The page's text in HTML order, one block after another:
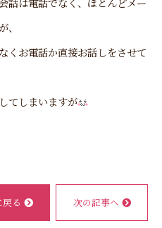
くお電話か直接お話しをさせて
てしまいますが
る 次の記事へ